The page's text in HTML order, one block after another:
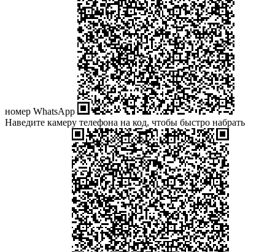
номер WhatsApp
Наведите камеру телефона на код, чтобы быстро набрать